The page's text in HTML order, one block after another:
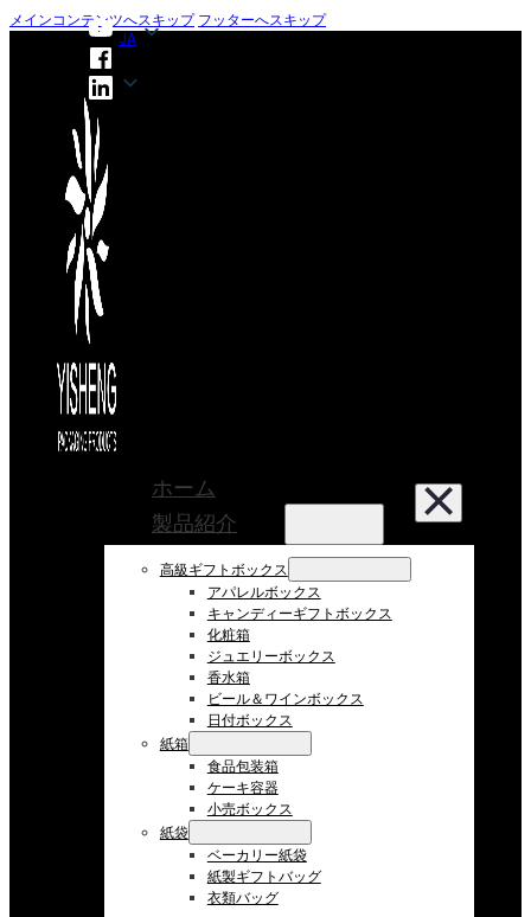
メインコンテンツへスキップ フッターへスキップ
JA
ホーム
製品紹介
高級ギフトボックス
アパレルボックス
キャンディーギフトボックス
化粧箱
ジュエリーボックス
香水箱
ビール＆ワインボックス
日付ボックス
紙箱
食品包装箱
ケーキ容器
小売ボックス
紙袋
ベーカリー紙袋
紙製ギフトバッグ
衣類バッグ